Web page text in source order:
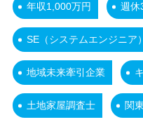
年収1,000万円 週休
SE（システムエンジニア）
地域未来牽引企業
土地家屋調査士 関東